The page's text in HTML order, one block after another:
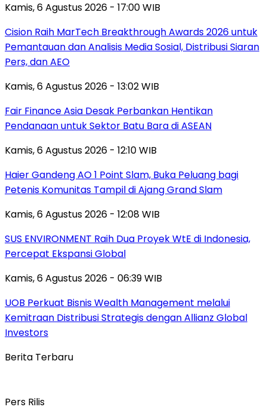
Kamis, 6 Agustus 2026 - 17:00 WIB
Cision Raih MarTech Breakthrough Awards 2026 untuk
Pemantauan dan Analisis Media Sosial, Distribusi Siaran
Pers, dan AEO
Kamis, 6 Agustus 2026 - 13:02 WIB
Fair Finance Asia Desak Perbankan Hentikan
Pendanaan untuk Sektor Batu Bara di ASEAN
Kamis, 6 Agustus 2026 - 12:10 WIB
Haier Gandeng AO 1 Point Slam, Buka Peluang bagi
Petenis Komunitas Tampil di Ajang Grand Slam
Kamis, 6 Agustus 2026 - 12:08 WIB
SUS ENVIRONMENT Raih Dua Proyek WtE di Indonesia,
Percepat Ekspansi Global
Kamis, 6 Agustus 2026 - 06:39 WIB
UOB Perkuat Bisnis Wealth Management melalui
Kemitraan Distribusi Strategis dengan Allianz Global
Investors
Berita Terbaru
Pers Rilis